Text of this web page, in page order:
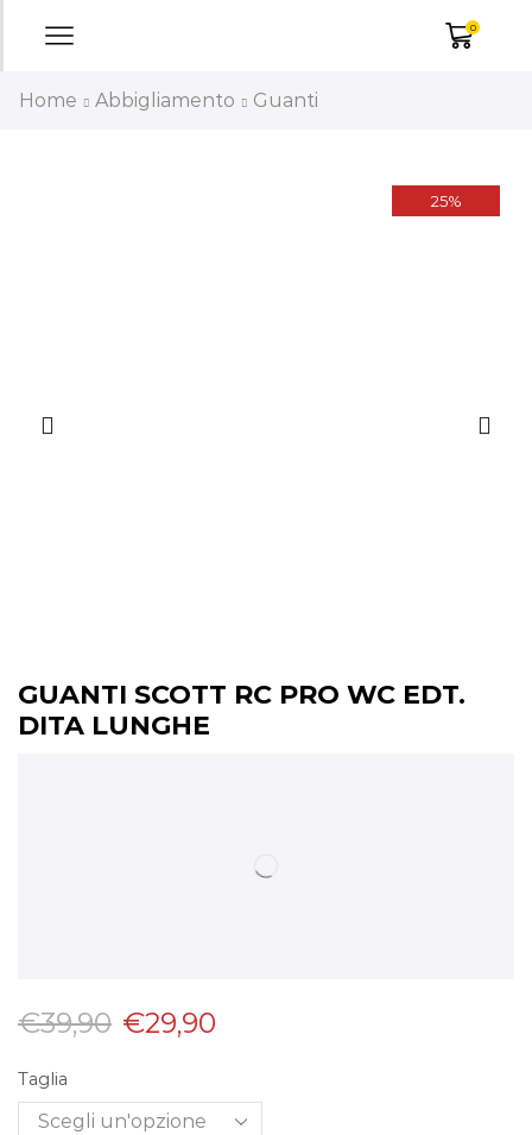
0
Home Abbigliamento Guanti
25%
GUANTI SCOTT RC PRO WC EDT.
DITA LUNGHE
€39,90 €29,90
Taglia